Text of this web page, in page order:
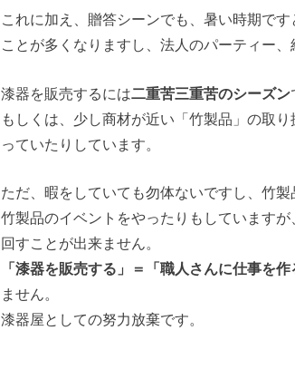
これに加え、贈答シーンでも、暑い時期で
ことが多くなりますし、法人のパーティー
漆器を販売するには二重苦三重苦のシーズン
もしくは、少し商材が近い「竹製品」の取
っていたりしています。
ただ、暇をしていても勿体ないですし、竹
竹製品のイベントをやったりもしています
回すことが出来ません。
「漆器を販売する」＝「職人さんに仕事を作
ません。
漆器屋としての努力放棄です。